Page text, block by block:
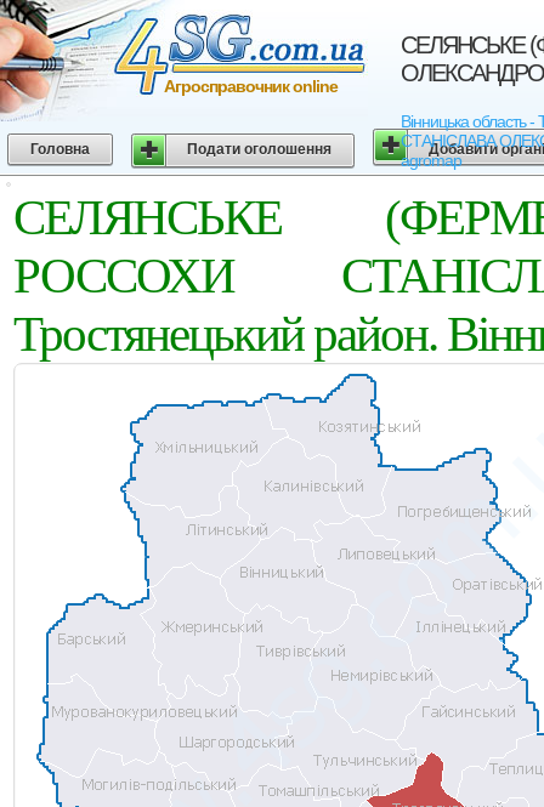
СЕЛЯНСЬКЕ
Вінницька
СТАНIСЛАВА
agromap
Агросправочник online
Головна Подати оголошення Добавити
СЕЛЯНСЬКЕ
РОССОХИ
Тростянецький район.